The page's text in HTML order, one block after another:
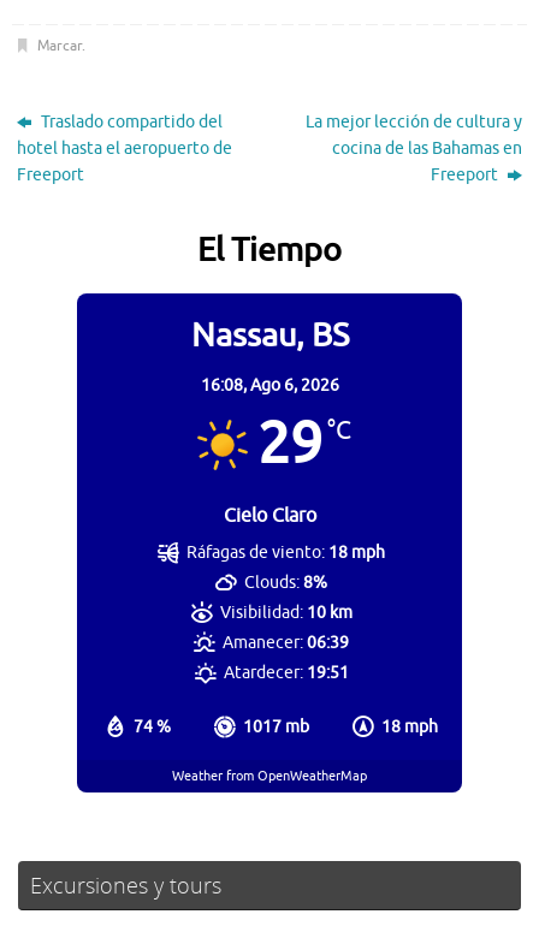
Marcar.
Traslado compartido del
hotel hasta el aeropuerto de
Freeport
La mejor lección de cultura y
cocina de las Bahamas en
Freeport
El Tiempo
Nassau, BS
16:08,Ago 6, 2026
29°C
Cielo Claro
74 % 1017 mb 18 mph
Ráfagas de viento: 18 mph
Clouds:8%
Visibilidad: 10 km
Amanecer:06:39
Atardecer: 19:51
Weather from OpenWeatherMap
Excursiones y tours